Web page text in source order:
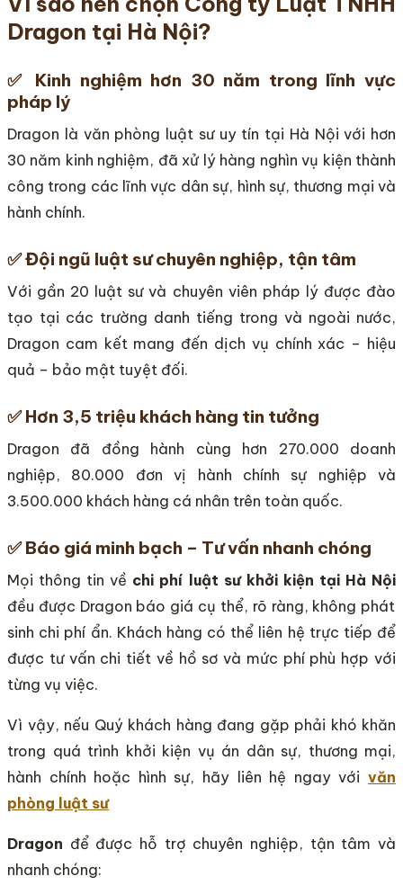
Dragon tại Hà Nội?
✅ Kinh nghiệm hơn 30 năm trong lĩnh vực
pháp lý
Dragon là văn phòng luật sư uy tín tại Hà Nội với hơn
30 năm kinh nghiệm, đã xử lý hàng nghìn vụ kiện thành
công trong các lĩnh vực dân sự, hình sự, thương mại và
hành chính.
✅ Đội ngũ luật sư chuyên nghiệp, tận tâm
Với gần 20 luật sư và chuyên viên pháp lý được đào
tạo tại các trường danh tiếng trong và ngoài nước,
Dragon cam kết mang đến dịch vụ chính xác – hiệu
quả – bảo mật tuyệt đối.
✅ Hơn 3,5 triệu khách hàng tin tưởng
Dragon đã đồng hành cùng hơn 270.000 doanh
nghiệp, 80.000 đơn vị hành chính sự nghiệp và
3.500.000 khách hàng cá nhân trên toàn quốc.
✅ Báo giá minh bạch – Tư vấn nhanh chóng
Mọi thông tin về chi phí luật sư khởi kiện tại Hà Nội
đều được Dragon báo giá cụ thể, rõ ràng, không phát
sinh chi phí ẩn. Khách hàng có thể liên hệ trực tiếp để
được tư vấn chi tiết về hồ sơ và mức phí phù hợp với
từng vụ việc.
Vì vậy, nếu Quý khách hàng đang gặp phải khó khăn
trong quá trình khởi kiện vụ án dân sự, thương mại,
hành chính hoặc hình sự, hãy liên hệ ngay với văn
phòng luật sư
Dragon để được hỗ trợ chuyên nghiệp, tận tâm và
nhanh chóng: